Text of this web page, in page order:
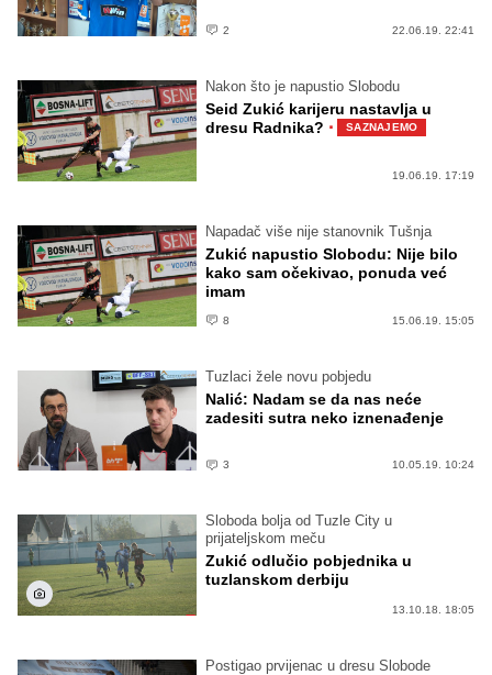
2 22.06.19. 22:41
Nakon što je napustio Slobodu
Seid Zukić karijeru nastavlja u
dresu Radnika? · SAZNAJEMO
19.06.19. 17:19
Napadač više nije stanovnik Tušnja
Zukić napustio Slobodu: Nije bilo
kako sam očekivao, ponuda već
imam
8 15.06.19. 15:05
Tuzlaci žele novu pobjedu
Nalić: Nadam se da nas neće
zadesiti sutra neko iznenađenje
3 10.05.19. 10:24
Sloboda bolja od Tuzle City u
prijateljskom meču
Zukić odlučio pobjednika u
tuzlanskom derbiju
13.10.18. 18:05
Postigao prvijenac u dresu Slobode